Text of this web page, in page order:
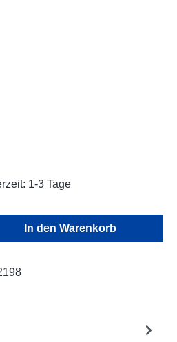
1-3 Tage
den gewünschten
In den Warenkorb